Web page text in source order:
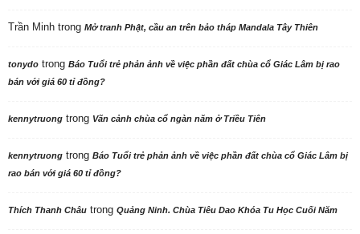
Trần Minh trong Mở tranh Phật, cầu an trên bảo tháp Mandala Tây Thiên
tonydo trong Báo Tuổi trẻ phản ảnh về việc phần đất chùa cổ Giác Lâm bị rao
bán với giá 60 tỉ đồng?
kennytruong trong Vãn cảnh chùa cổ ngàn năm ở Triều Tiên
kennytruong trong Báo Tuổi trẻ phản ảnh về việc phần đất chùa cổ Giác Lâm bị
rao bán với giá 60 tỉ đồng?
Thích Thanh Châu trong Quảng Ninh. Chùa Tiêu Dao Khóa Tu Học Cuối Năm